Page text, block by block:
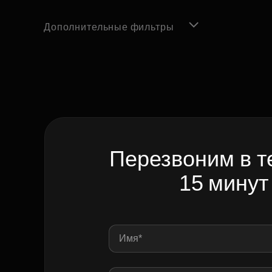
Дополнительные фильтры
Перезвоним в
15 минут